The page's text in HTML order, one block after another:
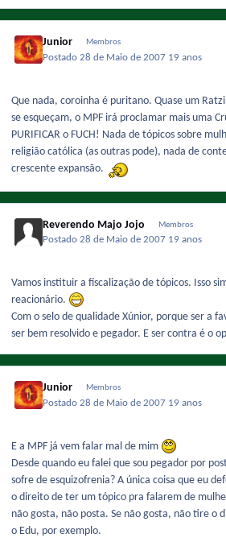
Junior Membros
Postado28 de Maio de 2007 19 anos
Que nada, coroinha é puritano. Quase um
se esqueçam, o MPF irá proclamar mais uma
PURIFICAR o FUCH! Nada de tópicos sobre
religião católica (as outras pode), nada de
crescente expansão.
Reverendo Majo Jojo Membros
Postado28 de Maio de 2007 19 anos
Vamos instituir a fiscalização de tópicos. Isso
reacionário.
Com o selo de qualidade Xúnior, porque ser a
ser bem resolvido e pegador. E ser contra é o
Junior Membros
Postado28 de Maio de 2007 19 anos
E a MPF já vem falar mal de mim
Desde quando eu falei que sou pegador por
sofre de esquizofrenia? A única coisa que eu
o direito de ter um tópico pra falarem de
não gosta, não posta. Se não gosta, não tire o
o Edu, por exemplo.